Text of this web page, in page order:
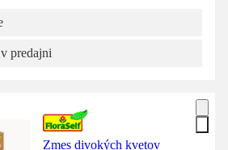
predajni
Zmes divokých kvetov